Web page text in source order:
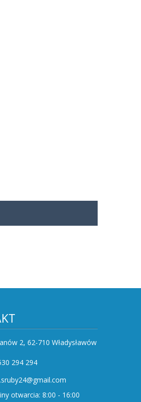
2, 62-710 Władysławów
294 294
otwarcia: 8:00 - 16:00